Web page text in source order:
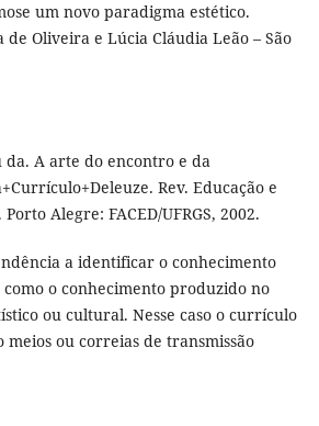
um novo paradigma estético.
Oliveira e Lúcia Cláudia Leão – São
da. A arte do encontro e da
Rev. Educação e
Alegre: FACED/UFRGS, 2002.
a identificar o conhecimento
o conhecimento produzido no
ou cultural. Nesse caso o currículo
meios ou correias de transmissão